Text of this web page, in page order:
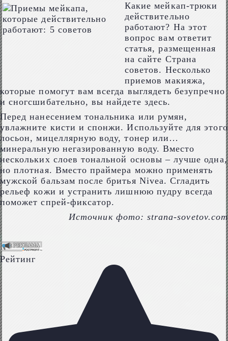
Какие мейкап-трюки
действительно
работают? На этот
вопрос вам ответит
статья, размещенная
на сайте Страна
советов. Несколько
приемов макияжа,
которые помогут вам всегда выглядеть безупречно
и сногсшибательно, вы найдете здесь.
Перед нанесением тональника или румян,
увлажните кисти и спонжи. Используйте для этого
лосьон, мицеллярную воду, тонер или…
минеральную негазированную воду. Вместо
нескольких слоев тональной основы – лучше одна,
но плотная. Вместо праймера можно применять
мужской бальзам после бритья Nivea. Сгладить
рельеф кожи и устранить лишнюю пудру всегда
поможет спрей-фиксатор.
Источник фото: strana-sovetov.com
Рейтинг